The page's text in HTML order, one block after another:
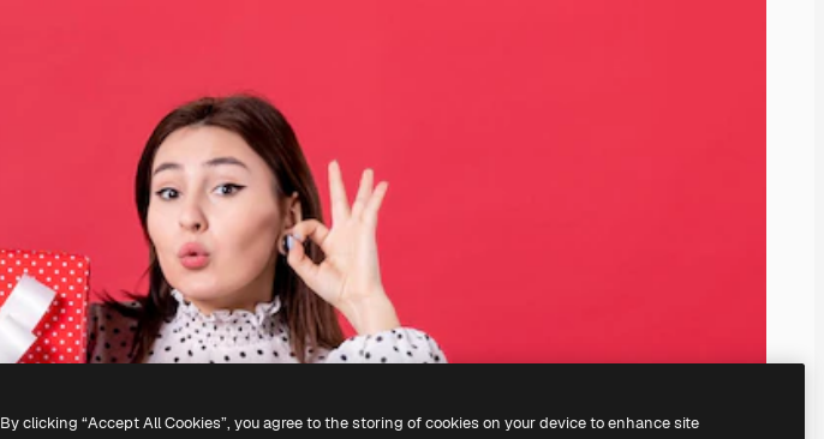
By clicking “Accept All Cookies”, you agree to the storing of cookies on your device to enhance site